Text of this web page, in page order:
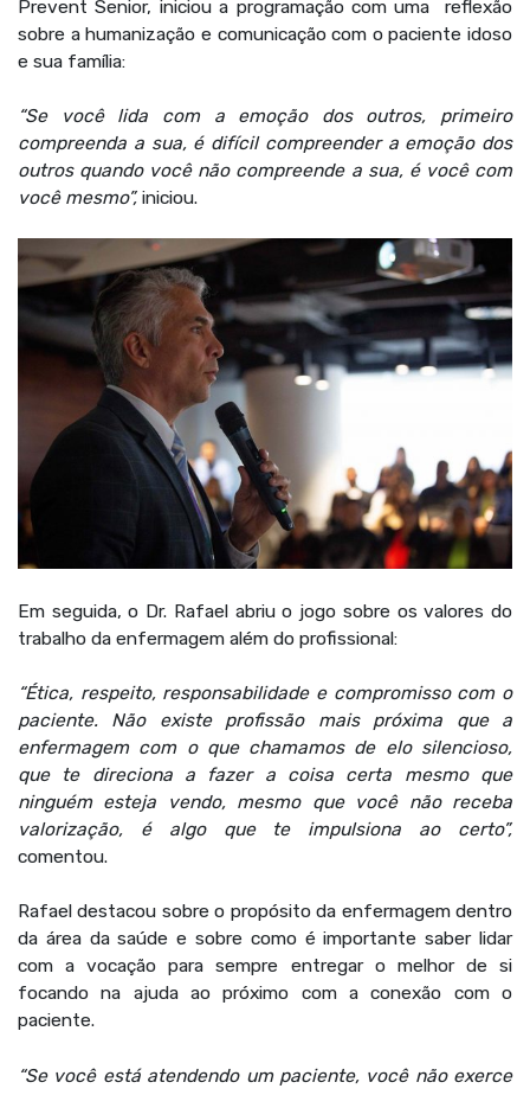
Prevent Senior, iniciou a programação com uma reflexão
sobre a humanização e comunicação com o paciente idoso
e sua família:
“Se você lida com a emoção dos outros, primeiro
compreenda a sua, é difícil compreender a emoção dos
outros quando você não compreende a sua, é você com
você mesmo”, iniciou.
Em seguida, o Dr. Rafael abriu o jogo sobre os valores do
trabalho da enfermagem além do profissional:
“Ética, respeito, responsabilidade e compromisso com o
paciente. Não existe profissão mais próxima que a
enfermagem com o que chamamos de elo silencioso,
que te direciona a fazer a coisa certa mesmo que
ninguém esteja vendo, mesmo que você não receba
valorização, é algo que te impulsiona ao certo”,
comentou.
Rafael destacou sobre o propósito da enfermagem dentro
da área da saúde e sobre como é importante saber lidar
com a vocação para sempre entregar o melhor de si
focando na ajuda ao próximo com a conexão com o
paciente.
“Se você está atendendo um paciente, você não exerce